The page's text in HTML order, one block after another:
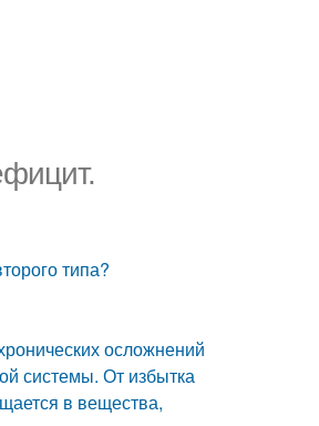
типа?
осложнений
системы. От избытка
в вещества,